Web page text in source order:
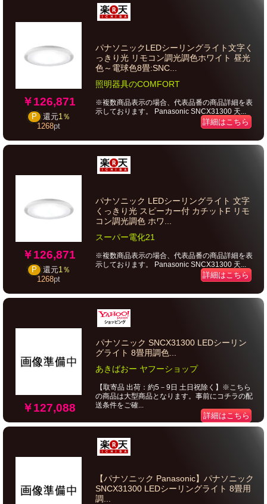
￥126,871
P 還元1％
1268pt
パナソニックLEDシーリングライト文字く
っきり光 リモコン調光調色ホワイト 昼光
色～電球色8畳:SNC...
照明器具のCOMFORT
※複数商品表示の場合、代表品番の商品詳細を表
示しております。 Panasonic SNCX31300 天...
詳細はこちら
￥126,871
P 還元1％
1268pt
パナソニック LEDシーリングライト 文字
くっきり光 スピーカー付 カチットF リモ
コン調光調色 ホワ...
スーパー電化21
※複数商品表示の場合、代表品番の商品詳細を表
示しております。 Panasonic SNCX31300 天...
詳細はこちら
￥127,088
パナソニック SNCX31300 LEDシーリン
グライト 8畳用調色...
あきばおー ヤフーショップ
【取寄品 出荷：約5－9日 土日祝除く】※こちら
の商品は大型商品となります。事前にコチラの配
送条件をご確...
詳細はこちら
【パナソニック Panasonic】パナソニック
SNCX31300 LEDシーリングライト 8畳用
調...